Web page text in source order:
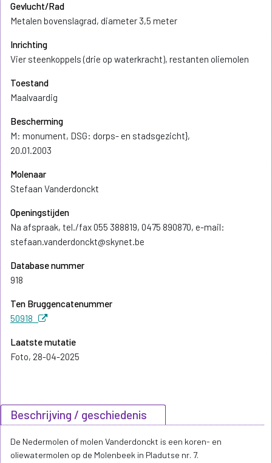
Gevlucht/Rad
Metalen bovenslagrad, diameter 3,5 meter
Inrichting
Vier steenkoppels (drie op waterkracht), restanten oliemolen
Toestand
Maalvaardig
Bescherming
M: monument, DSG: dorps- en stadsgezicht},
20.01.2003
Molenaar
Stefaan Vanderdonckt
Openingstijden
Na afspraak, tel./fax 055 388819, 0475 890870, e-mail:
stefaan.vanderdonckt@skynet.be
Database nummer
918
Ten Bruggencatenummer
50918
Laatste mutatie
Foto, 28-04-2025
Beschrijving / geschiedenis
De Nedermolen of molen Vanderdonckt is een koren- en
oliewatermolen op de Molenbeek in Pladutse nr. 7.